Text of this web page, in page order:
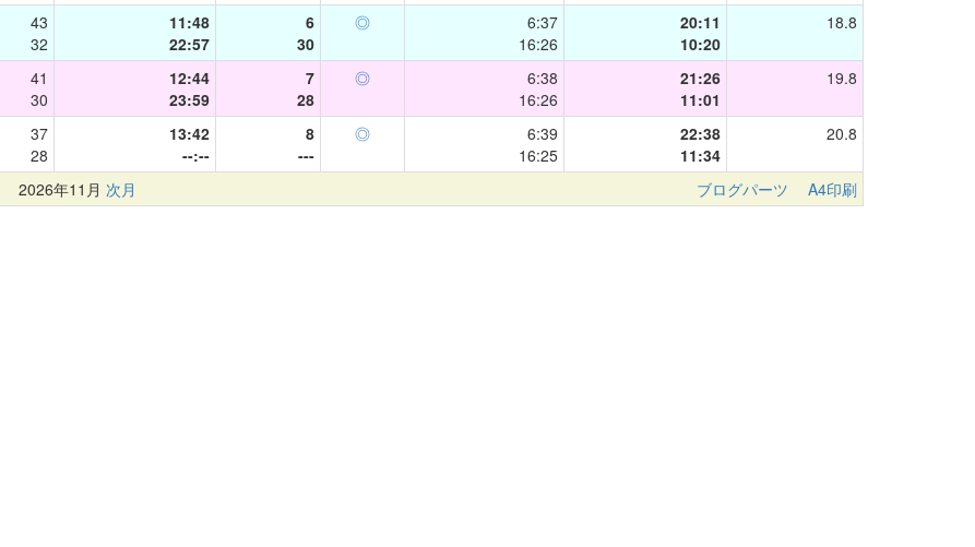
43
32
11:48
22:57
6
30
◎
6:37
16:26
20:11
10:20
18.8
41
30
12:44
23:59
7
28
◎
6:38
16:26
21:26
11:01
19.8
37
28
13:42
--:--
8
---
◎
6:39
16:25
22:38
11:34
20.8
2026年11月 次月 ブログパーツ A4印刷